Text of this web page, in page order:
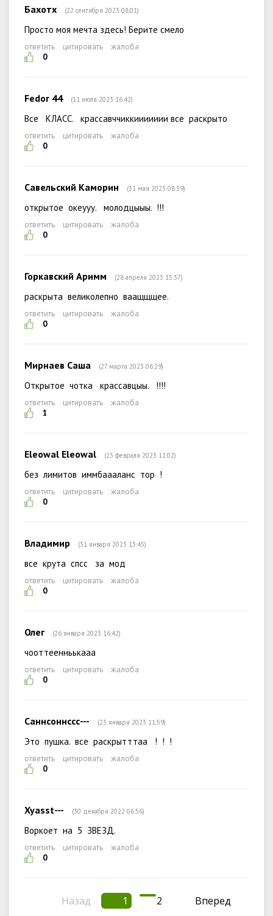
Бахотх (22 сентября 2023 08:01)
Просто моя мечта здесь! Берите смело
ответить цитировать
жалоба
0
Fedor 44 (11 июля 2023 16:42)
Все КЛАСС. крассавччиккиииииии все раскрыто
ответить цитировать
жалоба
0
Савельский Каморин (31 мая 2023 08:39)
открытое океууу. молодцыыы. !!!
ответить цитировать
жалоба
0
Горкавский Аримм (28 апреля 2023 15:37)
раскрыта великолепно ваащщщее.
ответить цитировать
жалоба
0
Мирнаев Саша (27 марта 2023 06:29)
Открытое чотка крассавцыы. !!!!
ответить цитировать
жалоба
1
Eleowal Eleowal (23 февраля 2023 11:02)
без лимитов иммбаааланс тор !
ответить цитировать
жалоба
0
Владимир (31 января 2023 13:45)
все крута спсс за мод
ответить цитировать
жалоба
0
Олег (26 января 2023 16:42)
чооттеенньькааа
ответить цитировать
жалоба
0
Саннсоннссс--- (23 января 2023 11:59)
Это пушка. все раскрытттаа ! ! !
ответить цитировать
жалоба
0
Xyasst--- (30 декабря 2022 06:56)
Воркоет на 5 ЗВЕЗД.
ответить цитировать
жалоба
0
Назад 1 2 Вперед